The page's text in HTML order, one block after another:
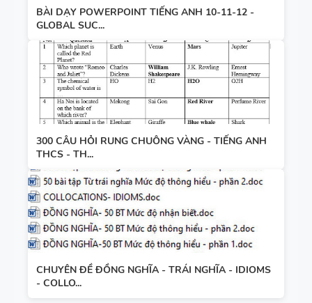
BÀI DẠY POWERPOINT TIẾNG ANH 10-11-12 -
GLOBAL SUC...
300 CÂU HỎI RUNG CHUÔNG VÀNG - TIẾNG ANH
THCS - TH...
CHUYÊN ĐỀ ĐỒNG NGHĨA - TRÁI NGHĨA - IDIOMS
- COLLO...